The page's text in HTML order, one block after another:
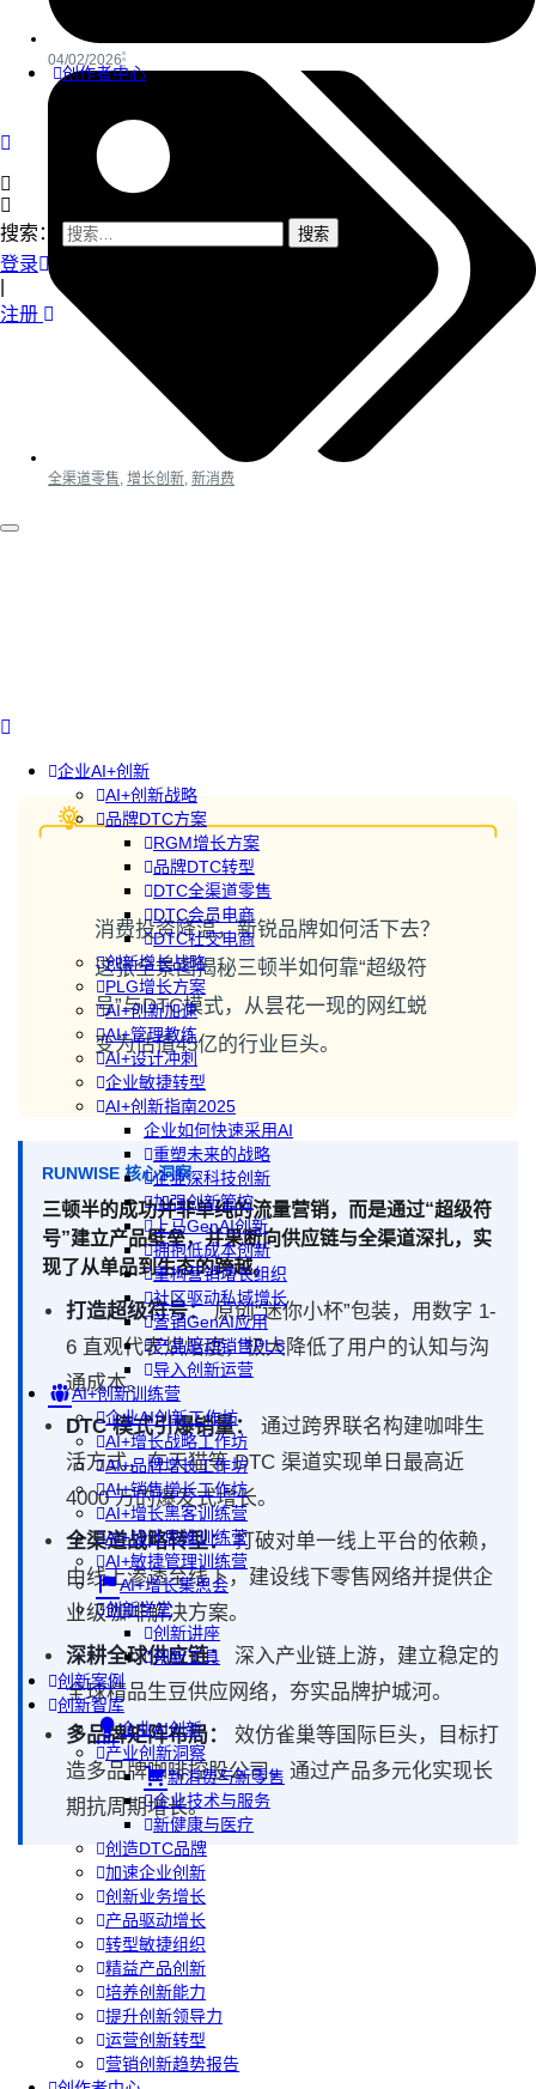
创作者中心
搜索：
登录
注册
企业AI+创新
AI+创新战略
品牌DTC方案
RGM增长方案
品牌DTC转型
DTC全渠道零售
DTC会员电商
DTC社交电商
创新增长战略
PLG增长方案
AI+创新加速
AI+管理教练
AI+设计冲刺
企业敏捷转型
AI+创新指南2025
企业如何快速采用AI
重塑未来的战略
企业深科技创新
加强创新管控
上马GenAI创新
拥抱低成本创新
重构营销增长组织
社区驱动私域增长
营销GenAI应用
产品驱动销售PLS
导入创新运营
AI+创新训练营
企业AI创新工作坊
AI+增长战略工作坊
AI+品牌增长工作坊
AI+销售增长工作坊
AI+增长黑客训练营
AI+设计思维训练营
AI+敏捷管理训练营
AI+增长集思会
创新学堂
创新讲座
创新工具
创新案例
创新智库
企业AI创新
产业创新洞察
新消费与新零售
企业技术与服务
新健康与医疗
创造DTC品牌
加速企业创新
创新业务增长
产品驱动增长
转型敏捷组织
精益产品创新
培养创新能力
提升创新领导力
运营创新转型
营销创新趋势报告
04/02/2026
全渠道零售 增长创新 新消费
消费投资降温，新锐品牌如何活下去？
这张全景图揭秘三顿半如何靠“超级符
号”与DTC模式，从昙花一现的网红蜕
变为估值45亿的行业巨头。
RUNWISE 核心洞察
三顿半的成功并非单纯的流量营销，而是通过“超级符
号”建立产品壁垒，并果断向供应链与全渠道深扎，实
现了从单品到生态的跨越。
打造超级符号：原创“迷你小杯”包装，用数字 1-
6 直观代表烘焙度，极大降低了用户的认知与沟
通成本。
DTC 模式引爆销量：
通过跨界联名构建咖啡生
活方式，在天猫等 DTC 渠道实现单日最高近
4000 万的爆发式增长。
全渠道战略转型：打破对单一线上平台的依赖，
由线上渗透至线下，建设线下零售网络并提供企
业级咖啡解决方案。
深耕全球供应链：
深入产业链上游，建立稳定的
全球精品生豆供应网络，夯实品牌护城河。
多品牌矩阵布局：
效仿雀巢等国际巨头，目标打
造多品牌咖啡控股公司，通过产品多元化实现长
期抗周期增长。